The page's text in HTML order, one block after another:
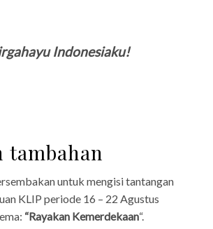
Indonesiaku!
tambahan
untuk mengisi tantangan
KLIP periode 16 – 22 Agustus
“Rayakan Kemerdekaan“.